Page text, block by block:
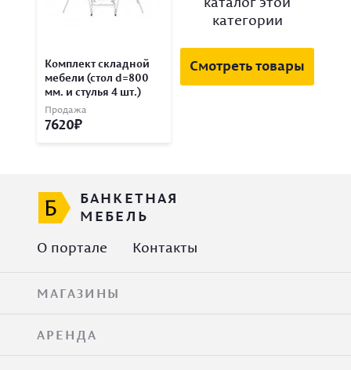
Комплект складной
мебели (стол d=800
мм. и стулья 4 шт.)
Продажа
7620
категории
Смотреть товары
БАНКЕТНАЯ
МЕБЕЛЬ
О портале
Контакты
МАГАЗИНЫ
АРЕНДА